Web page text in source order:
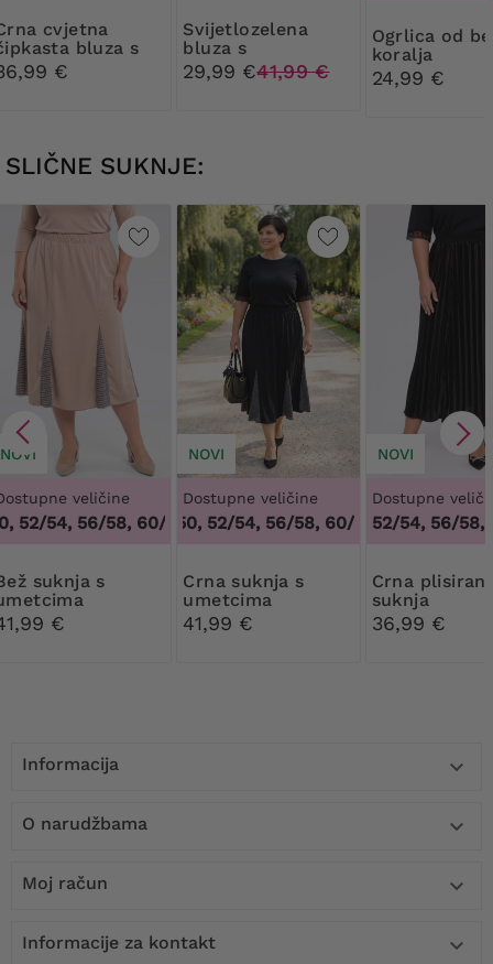
bluza s
€
Svijetlozelena
bluza s
tamnozelenim
uzorcima
29,99 €41,99 €
Ogrlica od bež
koralja
24,99 €
SLIČNE SUKNJE:
NOVI
veličine
54, 56/58, 60/62 ,48/50, 52/54, 56/58, 60/62
s
€
NOVI
Dostupne veličine
48/50, 52/54, 56/58, 60/62 48/50, 52/
Crna suknja s
umetcima
41,99 €
NOVI
Dostupne
52/54, 56/58,
Crna plisirana
suknja
36,99 €
Informacija 
O narudžbama 
Moj račun 
Informacije za kontakt 